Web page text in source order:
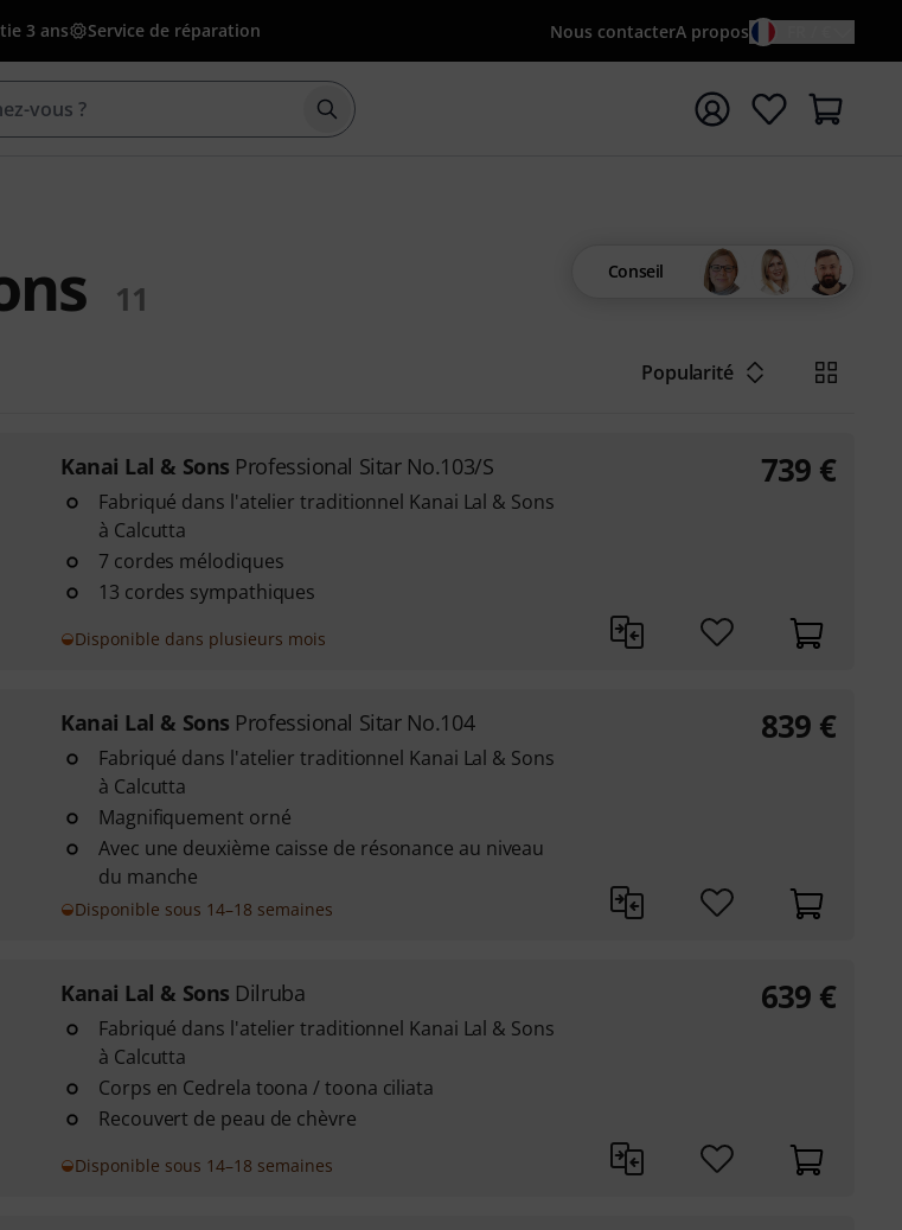
3 ans Service de réparation Nous contacterA propos
Démarrer la recherche avec le terme de recherche
11
Conseil
Popularité
Kanai Lal & Sons Professional Sitar No.103/S
Fabriqué dans l'atelier traditionnel Kanai Lal & Sons
à Calcutta
7 cordes mélodiques
13 cordes sympathiques
Disponible dans plusieurs mois
739 €
Kanai Lal & Sons Professional Sitar No.104
Fabriqué dans l'atelier traditionnel Kanai Lal & Sons
à Calcutta
Magnifiquement orné
Avec une deuxième caisse de résonance au niveau
du manche
Disponible sous 14–18 semaines
839 €
Kanai Lal & Sons Dilruba
Fabriqué dans l'atelier traditionnel Kanai Lal & Sons
à Calcutta
Corps en Cedrela toona / toona ciliata
Recouvert de peau de chèvre
Disponible sous 14–18 semaines
639 €